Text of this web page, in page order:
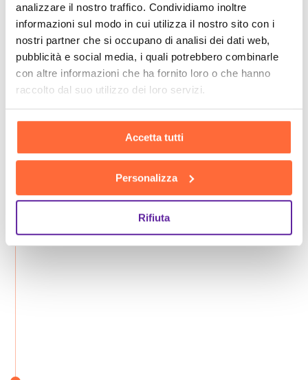
analizzare il nostro traffico. Condividiamo inoltre
informazioni sul modo in cui utilizza il nostro sito con i
nostri partner che si occupano di analisi dei dati web,
pubblicità e social media, i quali potrebbero combinarle
con altre informazioni che ha fornito loro o che hanno
raccolto dal suo utilizzo dei loro servizi.
Accetta tutti
Personalizza
Rifiuta